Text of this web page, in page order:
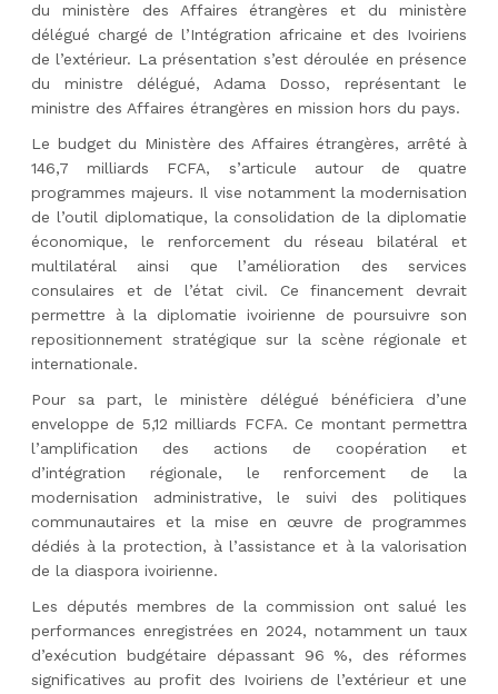
du ministère des Affaires étrangères et du ministère
délégué chargé de l’Intégration africaine et des Ivoiriens
de l’extérieur. La présentation s’est déroulée en présence
du ministre délégué, Adama Dosso, représentant le
ministre des Affaires étrangères en mission hors du pays.
Le budget du Ministère des Affaires étrangères, arrêté à
146,7 milliards FCFA, s’articule autour de quatre
programmes majeurs. Il vise notamment la modernisation
de l’outil diplomatique, la consolidation de la diplomatie
économique, le renforcement du réseau bilatéral et
multilatéral ainsi que l’amélioration des services
consulaires et de l’état civil. Ce financement devrait
permettre à la diplomatie ivoirienne de poursuivre son
repositionnement stratégique sur la scène régionale et
internationale.
Pour sa part, le ministère délégué bénéficiera d’une
enveloppe de 5,12 milliards FCFA. Ce montant permettra
l’amplification des actions de coopération et
d’intégration régionale, le renforcement de la
modernisation administrative, le suivi des politiques
communautaires et la mise en œuvre de programmes
dédiés à la protection, à l’assistance et à la valorisation
de la diaspora ivoirienne.
Les députés membres de la commission ont salué les
performances enregistrées en 2024, notamment un taux
d’exécution budgétaire dépassant 96 %, des réformes
significatives au profit des Ivoiriens de l’extérieur et une